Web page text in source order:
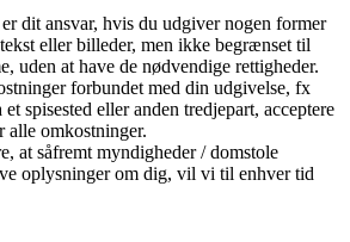
dit ansvar, hvis du udgiver nogen former
eller billeder, men ikke begrænset til
uden at have de nødvendige rettigheder.
forbundet med din udgivelse, fx
spisested eller anden tredjepart, acceptere
alle omkostninger.
at såfremt myndigheder / domstole
oplysninger om dig, vil vi til enhver tid